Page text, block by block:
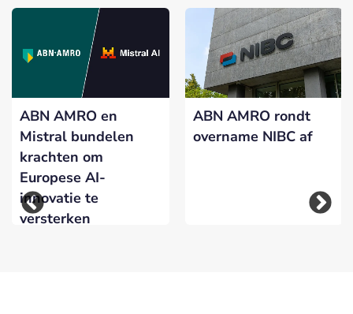
ABN AMRO en
Mistral bundelen
krachten om
Europese AI-
innovatie te
versterken
ABN AMRO rondt
overname NIBC af